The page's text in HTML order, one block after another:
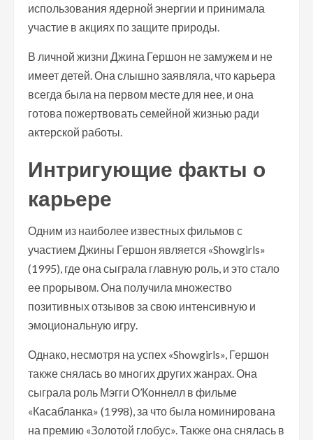
использования ядерной энергии и принимала
участие в акциях по защите природы.
В личной жизни Джина Гершон не замужем и не
имеет детей. Она слышно заявляла, что карьера
всегда была на первом месте для нее, и она
готова пожертвовать семейной жизнью ради
актерской работы.
Интригующие факты о
карьере
Одним из наиболее известных фильмов с
участием Джины Гершон является «Showgirls»
(1995), где она сыграла главную роль, и это стало
ее прорывом. Она получила множество
позитивных отзывов за свою интенсивную и
эмоциональную игру.
Однако, несмотря на успех «Showgirls», Гершон
также снялась во многих других жанрах. Она
сыграла роль Мэгги О’Коннелл в фильме
«Касабланка» (1998), за что была номинирована
на премию «Золотой глобус». Также она снялась в